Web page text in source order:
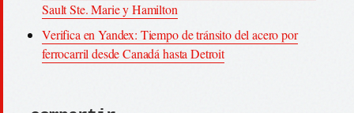
Sault Ste. Marie y Hamilton
Verifica en Yandex: Tiempo de tránsito del acero por
ferrocarril desde Canadá hasta Detroit